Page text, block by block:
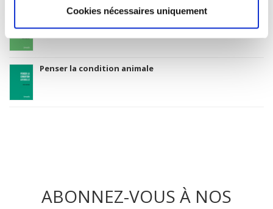
Cookies nécessaires uniquement
Penser la condition animale
ABONNEZ-VOUS À NOS